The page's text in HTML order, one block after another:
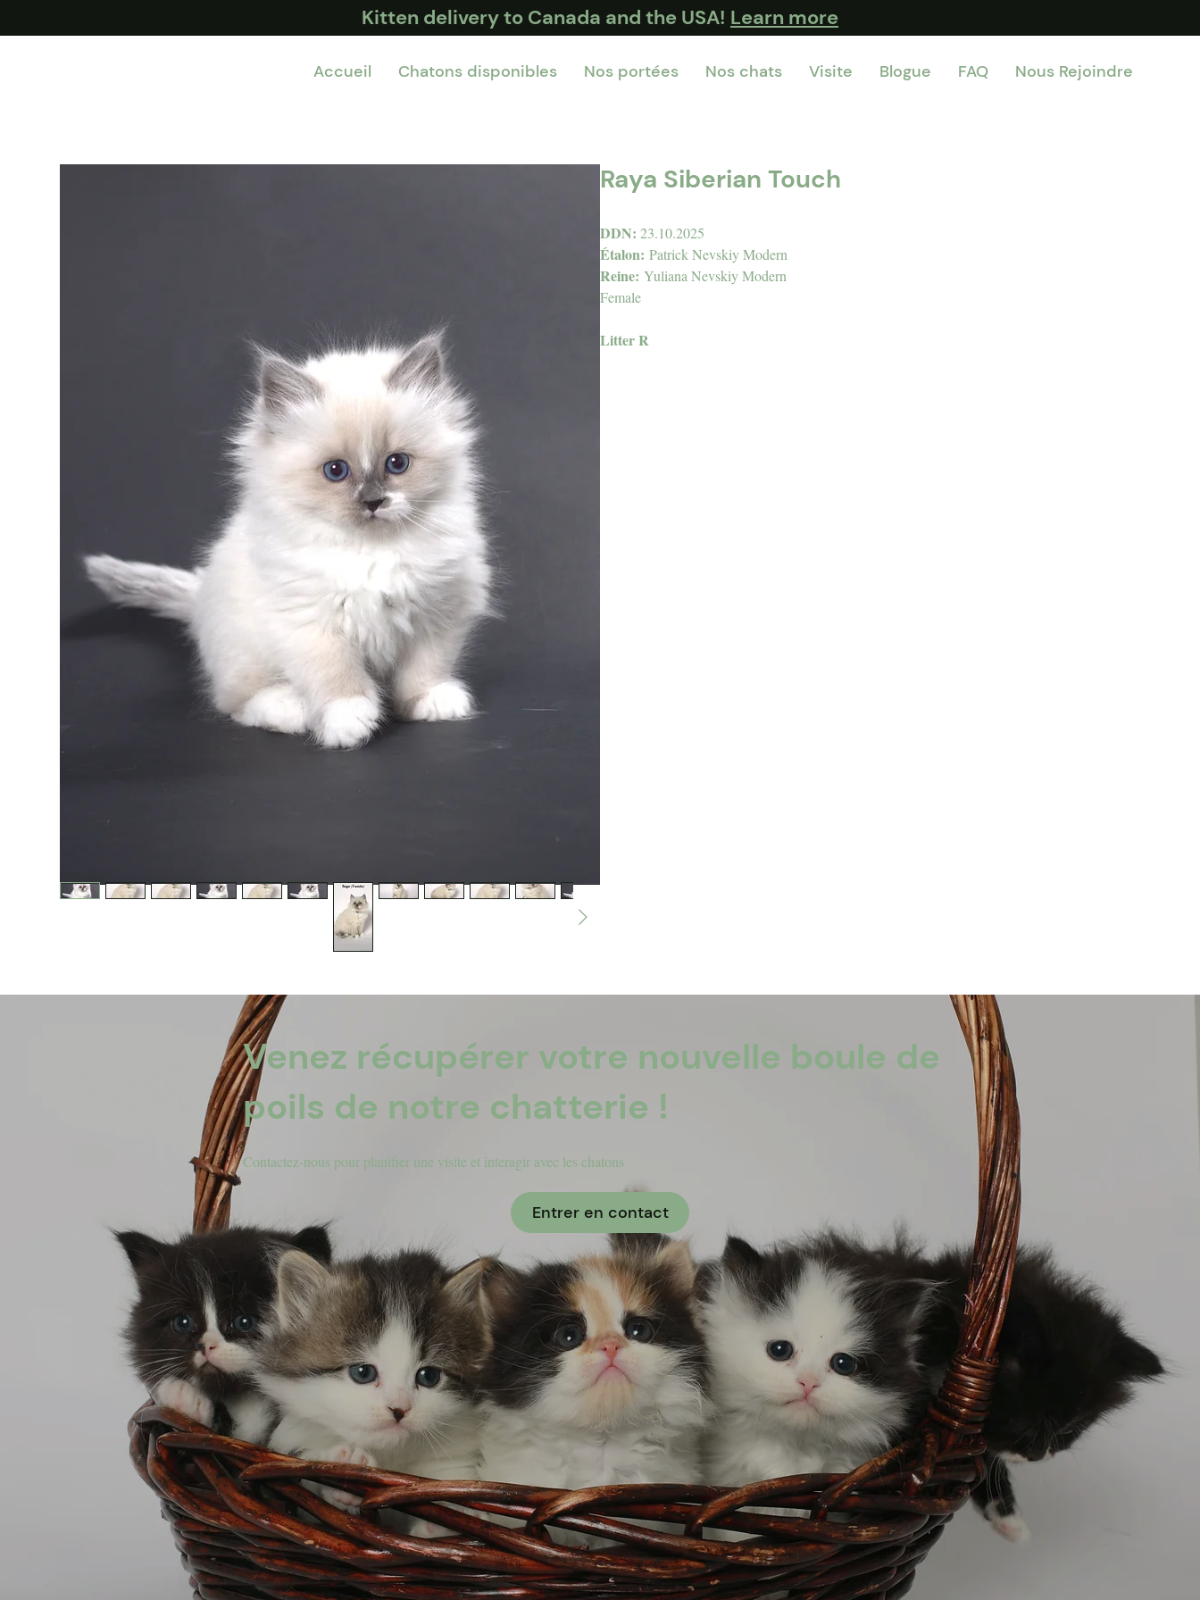
Accueil Chatons disponibles Nos portées Nos chats Visite Blogue FAQ Nous Rejoindre
Kitten delivery to Canada and the USA! Learn more
Raya Siberian Touch
DDN:23.10.2025
Étalon:Patrick Nevskiy Modern
Reine:Yuliana Nevskiy Modern
Female
Litter R
Venez récupérer votre nouvelle boule de
poils de notre chatterie !
​Contactez-nous pour planifier une visite et interagir avec les chatons
Entrer en contact